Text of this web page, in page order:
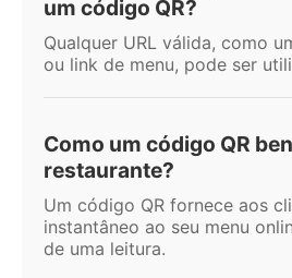
um código QR?
Qualquer URL válida, como
ou link de menu, pode ser
Como um código QR
restaurante?
Um código QR fornece aos
instantâneo ao seu menu
de uma leitura.